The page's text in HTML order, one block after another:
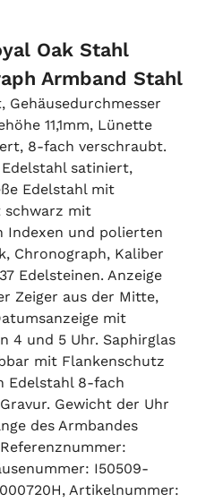
Oak Stahl
Armband Stahl
Gehäusedurchmesser
11,1mm, Lünette
8-fach verschraubt.
satiniert,
Edelstahl mit
schwarz mit
Indexen und polierten
Chronograph, Kaliber
Edelsteinen. Anzeige
Zeiger aus der Mitte,
mit
4 und 5 Uhr. Saphirglas
mit Flankenschutz
Edelstahl 8-fach
Gewicht der Uhr
des Armbandes
I50509-
Artikelnummer: